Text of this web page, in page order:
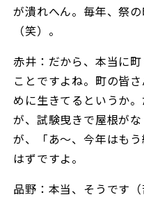
が潰れへん。毎年、祭
（笑）。
赤井：だから、本当に
ことですよね。町の皆
めに生きてるというか
が、試験曳きで屋根が
が、「あ〜、今年はも
はずですよ。
品野：本当、そうです（